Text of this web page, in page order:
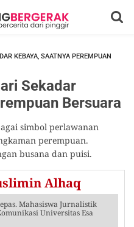
KEBAYA, SAATNYA PEREMPUAN
Sekadar
Bersuara
simbol perlawanan
perempuan.
busana dan puisi.
Alhaq
Mahasiswa Jurnalistik
Universitas Esa